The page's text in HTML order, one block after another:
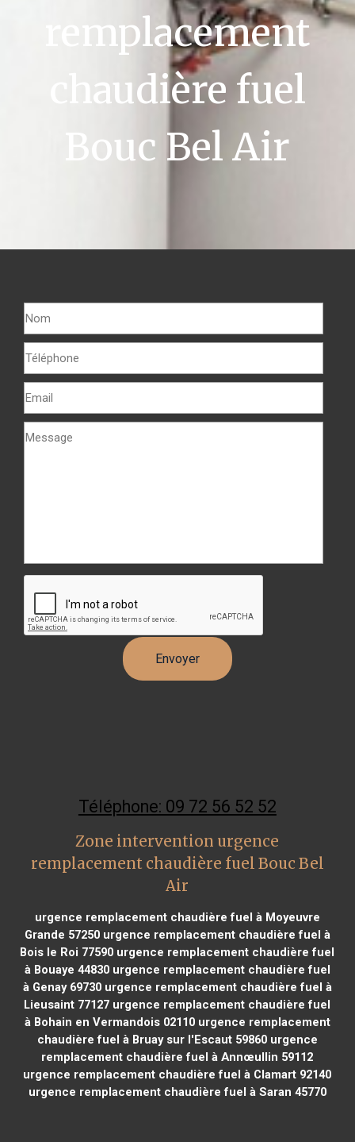
remplacement
chaudière fuel
Bouc Bel Air
Téléphone: 09 72 56 52 52
Zone intervention urgence
remplacement chaudière fuel Bouc Bel
Air
urgence remplacement chaudière fuel à Moyeuvre
Grande 57250urgence remplacement chaudière fuel à
Bois le Roi 77590 urgence remplacement chaudière fuel
à Bouaye 44830urgence remplacement chaudière fuel
à Genay 69730urgence remplacement chaudière fuel à
Lieusaint 77127 urgence remplacement chaudière fuel
à Bohain en Vermandois 02110urgence remplacement
chaudière fuel à Bruay sur l'Escaut 59860urgence
remplacement chaudière fuel à Annœullin 59112
urgence remplacement chaudière fuel à Clamart 92140
urgence remplacement chaudière fuel à Saran 45770